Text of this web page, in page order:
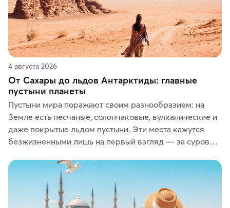
4 августа 2026
От Сахары до льдов Антарктиды: главные
пустыни планеты
Пустыни мира поражают своим разнообразием: на
Земле есть песчаные, солончаковые, вулканические и
даже покрытые льдом пустыни. Эти места кажутся
безжизненными лишь на первый взгляд — за суровой
животные и маршруты, которые дарят одни из самых
ярких впечатлений от путешествий.